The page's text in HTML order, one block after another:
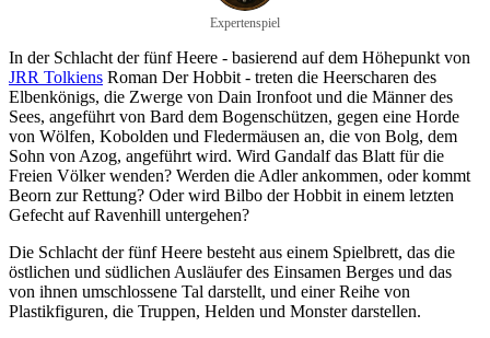
Expertenspiel
In der Schlacht der fünf Heere - basierend auf dem Höhepunkt von
JRR Tolkiens Roman Der Hobbit - treten die Heerscharen des
Elbenkönigs, die Zwerge von Dain Ironfoot und die Männer des
Sees, angeführt von Bard dem Bogenschützen, gegen eine Horde
von Wölfen, Kobolden und Fledermäusen an, die von Bolg, dem
Sohn von Azog, angeführt wird. Wird Gandalf das Blatt für die
Freien Völker wenden? Werden die Adler ankommen, oder kommt
Beorn zur Rettung? Oder wird Bilbo der Hobbit in einem letzten
Gefecht auf Ravenhill untergehen?
Die Schlacht der fünf Heere besteht aus einem Spielbrett, das die
östlichen und südlichen Ausläufer des Einsamen Berges und das
von ihnen umschlossene Tal darstellt, und einer Reihe von
Plastikfiguren, die Truppen, Helden und Monster darstellen.